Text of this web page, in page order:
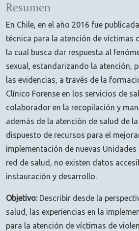
Resumen
En Chile, en el año 2016 fue
técnica para la atención de víctimas
la cual busca dar respuesta al
sexual, estandarizando la atención,
las evidencias, a través de la
Clínico Forense en los servicios de
colaborador en la recopilación y
además de la atención de salud de
dispuesto de recursos para el
implementación de nuevas Unidades
red de salud, no existen datos
instauración y desarrollo.
Objetivo:Describir desde la
salud, las experiencias en la
para la atención de víctimas de